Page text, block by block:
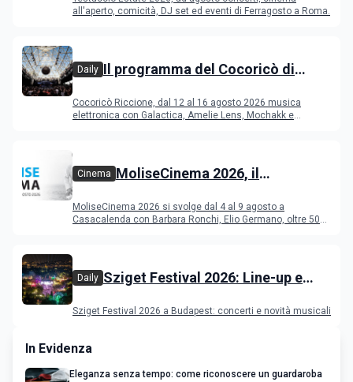
Ferragosto
all'aperto, comicità, DJ set ed eventi di Ferragosto a Roma.
Daily Il programma del Cocoricò di
Cocoricò Riccione, dal 12 al 16 agosto 2026 musica
elettronica con Galactica, Amelie Lens, Mochakk e
Cinema MoliseCinema 2026, il
MoliseCinema 2026 si svolge dal 4 al 9 agosto a
Casacalenda con Barbara Ronchi, Elio Germano, oltre 50
Daily Sziget Festival 2026: Line-up e
Sziget Festival 2026 a Budapest: concerti e novità musicali
In Evidenza
Eleganza senza tempo: come riconoscere un guardaroba